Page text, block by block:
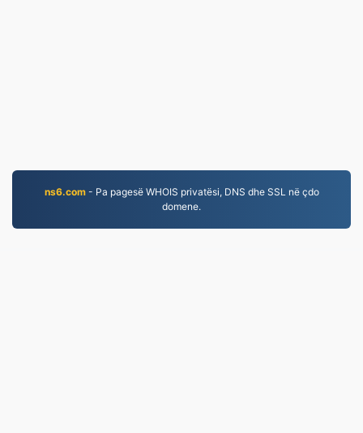
ns6.com- Pa pagesë WHOIS privatësi, DNS dhe SSL në çdo
domene.